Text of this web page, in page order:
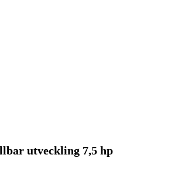
utveckling 7,5 hp